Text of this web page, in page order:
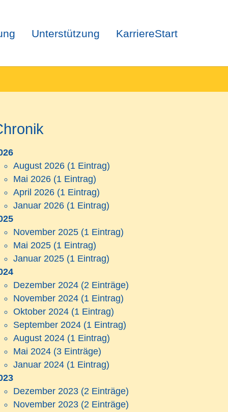
Unterstützung KarriereStart
August 2026 (1 Eintrag)
Mai 2026 (1 Eintrag)
April 2026 (1 Eintrag)
Januar 2026 (1 Eintrag)
November 2025 (1 Eintrag)
Mai 2025 (1 Eintrag)
Januar 2025 (1 Eintrag)
Dezember 2024 (2 Einträge)
November 2024 (1 Eintrag)
Oktober 2024 (1 Eintrag)
September 2024 (1 Eintrag)
August 2024 (1 Eintrag)
Mai 2024 (3 Einträge)
Januar 2024 (1 Eintrag)
Dezember 2023 (2 Einträge)
November 2023 (2 Einträge)